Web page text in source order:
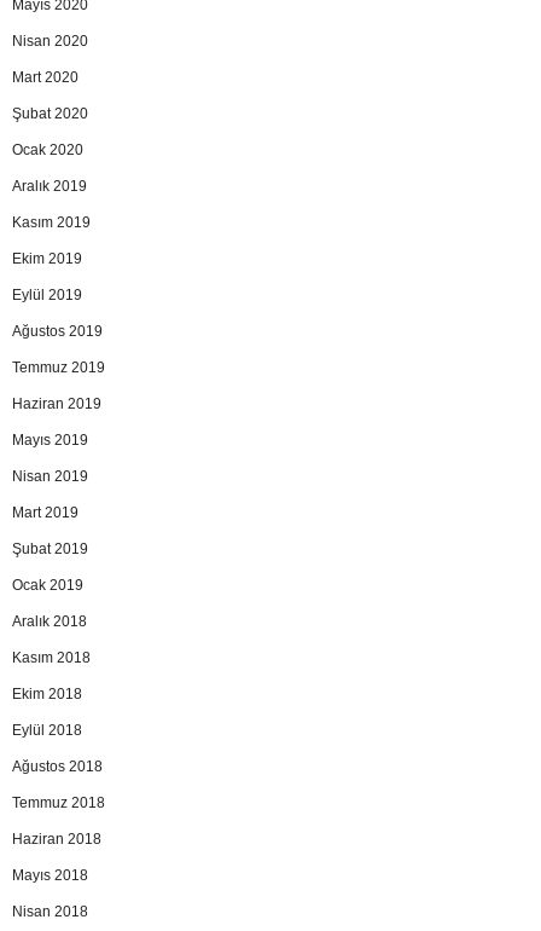
Mayıs 2020
Nisan 2020
Mart 2020
Şubat 2020
Ocak 2020
Aralık 2019
Kasım 2019
Ekim 2019
Eylül 2019
Ağustos 2019
Temmuz 2019
Haziran 2019
Mayıs 2019
Nisan 2019
Mart 2019
Şubat 2019
Ocak 2019
Aralık 2018
Kasım 2018
Ekim 2018
Eylül 2018
Ağustos 2018
Temmuz 2018
Haziran 2018
Mayıs 2018
Nisan 2018